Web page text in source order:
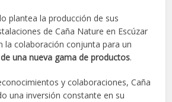
plantea la producción de sus
de Caña Nature en Escúzar
la colaboración conjunta para un
una nueva gama de productos.
y colaboraciones, Caña
una inversión constante en su